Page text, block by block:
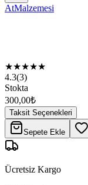
AtMalzemesi
★★★★★
4.3(3)
Stokta
300,00₺
Taksit Seçenekleri
Sepete Ekle
Ücretsiz Kargo